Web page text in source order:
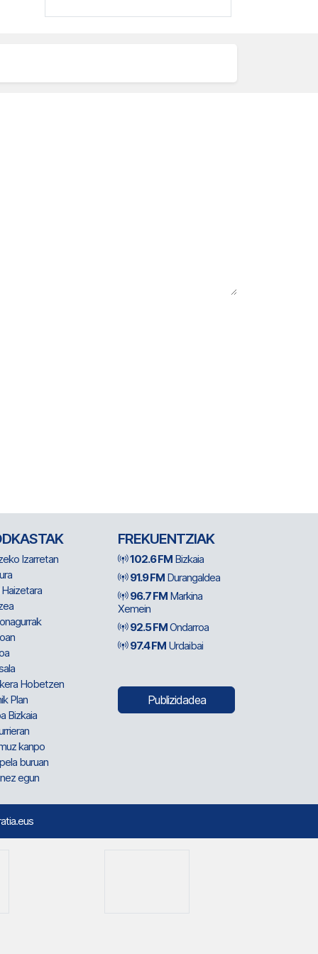
Izarretan
Hobetzen
Plan
Bizkaia
kanpo
buruan
egun
FREKUENTZIAK
102.6 FM Bizkaia
91.9 FM Durangaldea
96.7 FM Markina
Xemein
92.5 FMOndarroa
97.4 FM Urdaibai
Publizidadea